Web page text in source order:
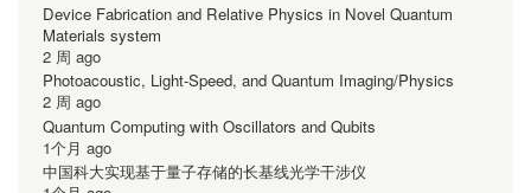
Device Fabrication and Relative Physics in Novel Quantum
Materials system
2 周 ago
Photoacoustic, Light-Speed, and Quantum Imaging/Physics
2 周 ago
Quantum Computing with Oscillators and Qubits
1个月 ago
中国科大实现基于量子存储的长基线光学干涉仪